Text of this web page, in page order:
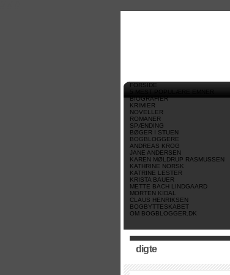
FORSIDE
5 MEST POPULÆRE EMNER
BIOGRAFIER
KRIMIER
NOVELLER
ROMANER
SPÆNDING
BØGER I STUEN
BOGBLOGGERE
ANDREAS KROG
JANE ANDERSEN
KAREN MØLDRUP RASMUSSEN
KATHRINE NORSK
KATRINE LESTER
KRISTA BAUER
METTE BACH LINDGAARD
MORTEN KIDAL
CLAUS HENRIKSEN
BOGBYTTESKABET
OM BOGBLOGGER.DK
digte